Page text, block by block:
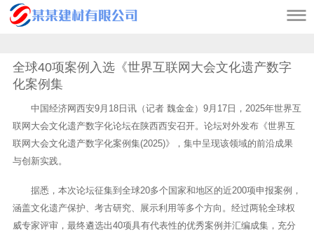

全球40项案例入选《世界互联网大会文化遗产数字
化案例集
中国经济网西安9月18日讯（记者 魏金金）9月17日，2025年世界互
联网大会文化遗产数字化论坛在陕西西安召开。论坛对外发布《世界互
联网大会文化遗产数字化案例集(2025)》，集中呈现该领域的前沿成果
与创新实践。
据悉，本次论坛征集到全球20多个国家和地区的近200项申报案例，
涵盖文化遗产保护、考古研究、展示利用等多个方向。经过两轮全球权
威专家评审，最终遴选出40项具有代表性的优秀案例并汇编成集，充分